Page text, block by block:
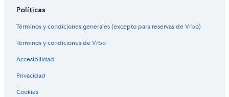
Políticas
Términos y condiciones generales (excepto para reservas de Vrbo)
Términos y condiciones de Vrbo
Accesibilidad
Privacidad
Cookies